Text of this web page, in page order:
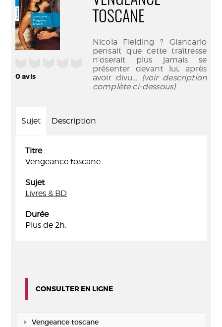
0avis
TOSCANE
Nicola Fielding ? Giancarlo
pensait que cette traîtresse
n’oserait plus jamais se
présenter devant lui, après
avoir divu... (voir description
complète ci-dessous)
Sujet Description
Titre
Vengeance toscane
Sujet
Livres & BD
Durée
Plus de 2h.
CONSULTER EN LIGNE
Vengeance toscane